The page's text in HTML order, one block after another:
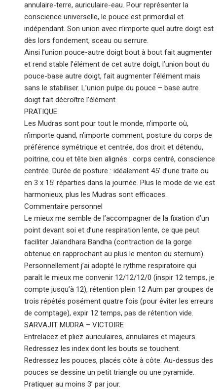
annulaire-terre, auriculaire-eau. Pour représenter la
conscience universelle, le pouce est primordial et
indépendant. Son union avec n’importe quel autre doigt est
dès lors fondement, sceau ou serrure.
Ainsi l’union pouce-autre doigt bout à bout fait augmenter
et rend stable l’élément de cet autre doigt, l’union bout du
pouce-base autre doigt, fait augmenter l’élément mais
sans le stabiliser. L’union pulpe du pouce – base autre
doigt fait décroître l’élément.
PRATIQUE
Les Mudras sont pour tout le monde, n’importe où,
n’importe quand, n’importe comment, posture du corps de
préférence symétrique et centrée, dos droit et détendu,
poitrine, cou et tête bien alignés : corps centré, conscience
centrée. Durée de posture : idéalement 45′ d’une traite ou
en 3 x 15’ réparties dans la journée. Plus le mode de vie est
harmonieux, plus les Mudras sont efficaces.
Commentaire personnel
Le mieux me semble de l’accompagner de la fixation d’un
point devant soi et d’une respiration lente, ce que peut
faciliter Jalandhara Bandha (contraction de la gorge
obtenue en rapprochant au plus le menton du sternum).
Personnellement j’ai adopté le rythme respiratoire qui
paraît le mieux me convenir 12/12/12/0 (inspir 12 temps, je
compte jusqu’à 12), rétention plein 12 Aum par groupes de
trois répétés posément quatre fois (pour éviter les erreurs
de comptage), expir 12 temps, pas de rétention vide.
SARVAJIT MUDRA – VICTOIRE
Entrelacez et pliez auriculaires, annulaires et majeurs.
Redressez les index dont les bouts se touchent.
Redressez les pouces, placés côte à côte. Au-dessus des
pouces se dessine un petit triangle ou une pyramide.
Pratiquer au moins 3’ par jour.